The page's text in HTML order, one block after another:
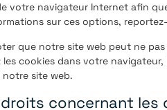
votre navigateur Internet afin
sur ces options,
que notre site web peut ne
les cookies dans votre
notre site web.
droits concernant les